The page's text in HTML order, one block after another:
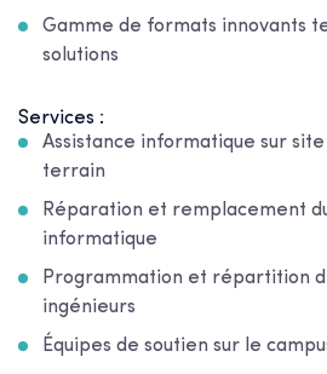
Gamme de formats innovants
solutions
Services :
Assistance informatique sur
terrain
Réparation et remplacement
informatique
Programmation et répartition
ingénieurs
Équipes de soutien sur le